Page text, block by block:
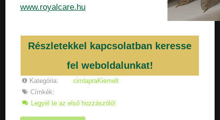
www.royalcare.hu
Részletekkel kapcsolatban keresse
fel weboldalunkat!
Kategória:
cimlapraKiemelt
Címkék:
Legyél te az első hozzászóló!